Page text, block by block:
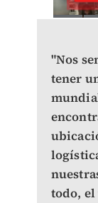
"Nos
tener
todo,